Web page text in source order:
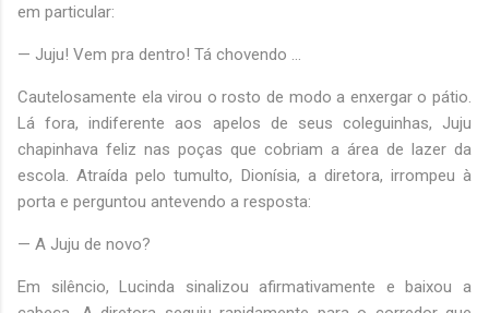
em particular:
— Juju! Vem pra dentro! Tá chovendo ...
Cautelosamente ela virou o rosto de modo a enxergar o pátio.
Lá fora, indiferente aos apelos de seus coleguinhas, Juju
chapinhava feliz nas poças que cobriam a área de lazer da
escola. Atraída pelo tumulto, Dionísia, a diretora, irrompeu à
porta e perguntou antevendo a resposta:
— A Juju de novo?
Em silêncio, Lucinda sinalizou afirmativamente e baixou a